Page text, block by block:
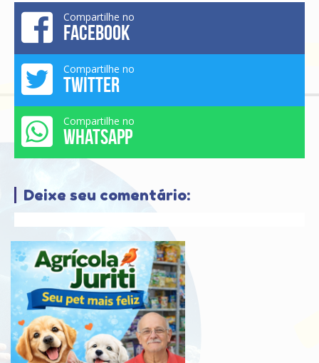
Compartilhe no
FACEBOOK
Compartilhe no
TWITTER
Compartilhe no
WHATSAPP
Deixe seu comentário: